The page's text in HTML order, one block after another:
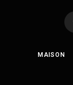
MAISON